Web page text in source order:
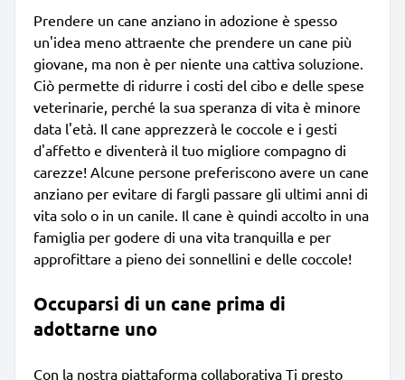
Prendere un cane anziano in adozione è spesso
un'idea meno attraente che prendere un cane più
giovane, ma non è per niente una cattiva soluzione.
Ciò permette di ridurre i costi del cibo e delle spese
veterinarie, perché la sua speranza di vita è minore
data l'età. Il cane apprezzerà le coccole e i gesti
d'affetto e diventerà il tuo migliore compagno di
carezze! Alcune persone preferiscono avere un cane
anziano per evitare di fargli passare gli ultimi anni di
vita solo o in un canile. Il cane è quindi accolto in una
famiglia per godere di una vita tranquilla e per
approfittare a pieno dei sonnellini e delle coccole!
Occuparsi di un cane prima di
adottarne uno
Con la nostra piattaforma collaborativa Ti presto